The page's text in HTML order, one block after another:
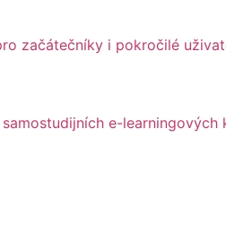
začátečníky i pokročilé
e-learningových